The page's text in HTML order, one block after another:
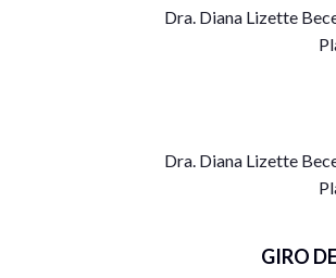
Dra. Diana Lizette
Dra. Diana Lizette
GIRO